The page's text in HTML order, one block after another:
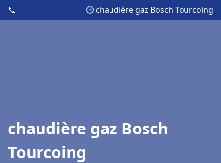
📞 🕒 chaudière gaz Bosch Tourcoing
chaudière gaz Bosch
Tourcoing